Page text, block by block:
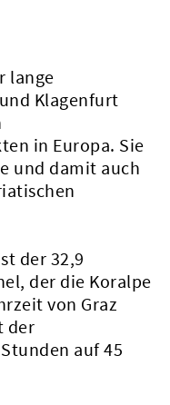
lange
Klagenfurt
in Europa. Sie
und damit auch
der 32,9
der die Koralpe
von Graz
der
auf 45